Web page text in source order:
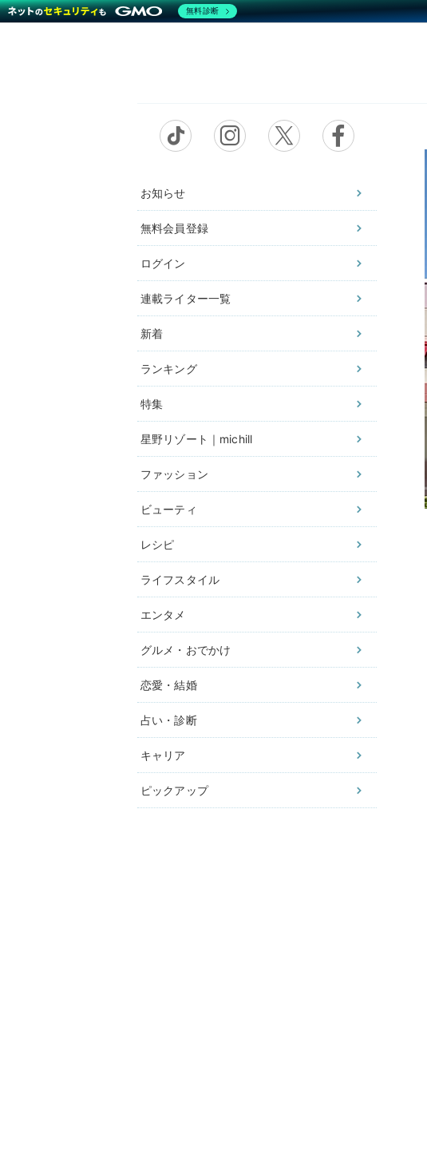
お知らせ
無料会員登録
ログイン
連載ライター一覧
新着
ランキング
特集
星野リゾート｜michill
ファッション
ビューティ
レシピ
ライフスタイル
エンタメ
グルメ・おでかけ
恋愛・結婚
占い・診断
キャリア
ピックアップ
無料診断